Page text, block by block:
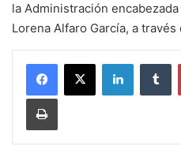
la Administración
Lorena Alfaro García, a
LinkedIn
Imprimir